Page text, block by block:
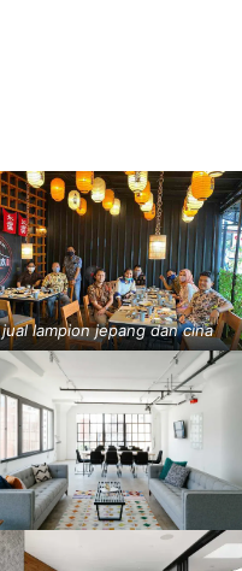
jual lampion jepang dan cina